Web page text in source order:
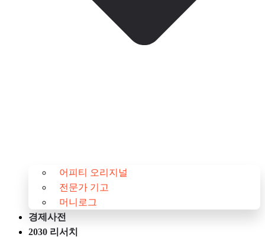
어피티 오리지널
전문가 기고
머니로그
경제사전
2030 리서치